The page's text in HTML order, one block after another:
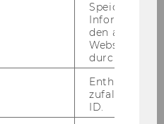
Speicherung
den aktuellen
durch
Enthält eine
ID.